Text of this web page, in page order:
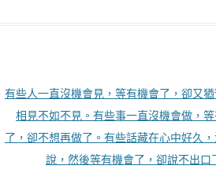
有些人一直沒機會見，等有機會了，卻又猶
相見不如不見。有些事一直沒機會做，
了，卻不想再做了。有些話藏在心中好久
說，然後等有機會了，卻說不出口